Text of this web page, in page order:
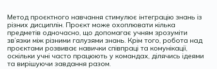
Метод проєктного навчання стимулює інтеграцію знань із
різних дисциплін. Проєкт може охоплювати кілька
предметів одночасно, що допомагає учням зрозуміти
зв’язки між різними галузями знань. Крім того, робота над
проєктами розвиває навички співпраці та комунікації,
оскільки учні часто працюють у командах, ділячись ідеями
та вирішуючи завдання разом.